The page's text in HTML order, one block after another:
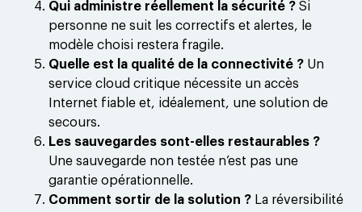
Qui administre réellement la sécurité ? Si
personne ne suit les correctifs et alertes, le
modèle choisi restera fragile.
Quelle est la qualité de la connectivité ? Un
service cloud critique nécessite un accès
Internet fiable et, idéalement, une solution de
secours.
Les sauvegardes sont-elles restaurables ?
Une sauvegarde non testée n’est pas une
garantie opérationnelle.
Comment sortir de la solution ? La réversibilité